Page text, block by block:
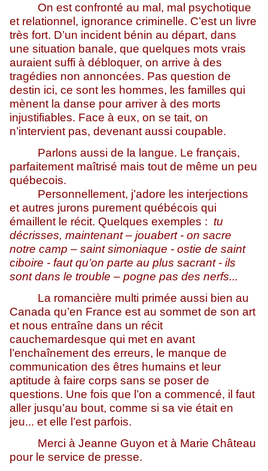
On est confronté au mal, mal psychotique
et relationnel, ignorance criminelle. C’est un livre
très fort. D’un incident bénin au départ, dans
une situation banale, que quelques mots vrais
auraient suffi à débloquer, on arrive à des
tragédies non annoncées. Pas question de
destin ici, ce sont les hommes, les familles qui
mènent la danse pour arriver à des morts
injustifiables. Face à eux, on se tait, on
n’intervient pas, devenant aussi coupable.
Parlons aussi de la langue. Le français,
parfaitement maîtrisé mais tout de même un peu
québecois.
Personnellement, j’adore les interjections
et autres jurons purement québécois qui
émaillent le récit. Quelques exemples : tu
décrisses, maintenant – jouabert - on sacre
notre camp – saint simoniaque - ostie de saint
ciboire - faut qu’on parte au plus sacrant - ils
sont dans le trouble – pogne pas des nerfs...
La romancière multi primée aussi bien au
Canada qu’en France est au sommet de son art
et nous entraîne dans un récit
cauchemardesque qui met en avant
l’enchaînement des erreurs, le manque de
communication des êtres humains et leur
aptitude à faire corps sans se poser de
questions. Une fois que l’on a commencé, il faut
aller jusqu’au bout, comme si sa vie était en
jeu... et elle l’est parfois.
Merci à Jeanne Guyon et à Marie Château
pour le service de presse.